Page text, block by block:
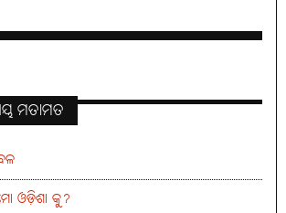
ମତାମତ
ଓଡ଼ିଶା କୁ?